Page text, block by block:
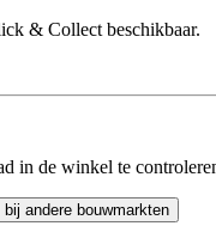
& Collect beschikbaar.
in de winkel te
andere bouwmarkten